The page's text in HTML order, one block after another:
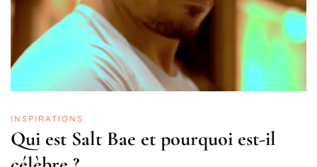
INSPIRATIONS
Qui est Salt Bae et pourquoi est-il